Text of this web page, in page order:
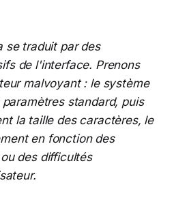
se traduit par des
de l'interface. Prenons
malvoyant : le système
standard, puis
la taille des caractères, le
en fonction des
des difficultés